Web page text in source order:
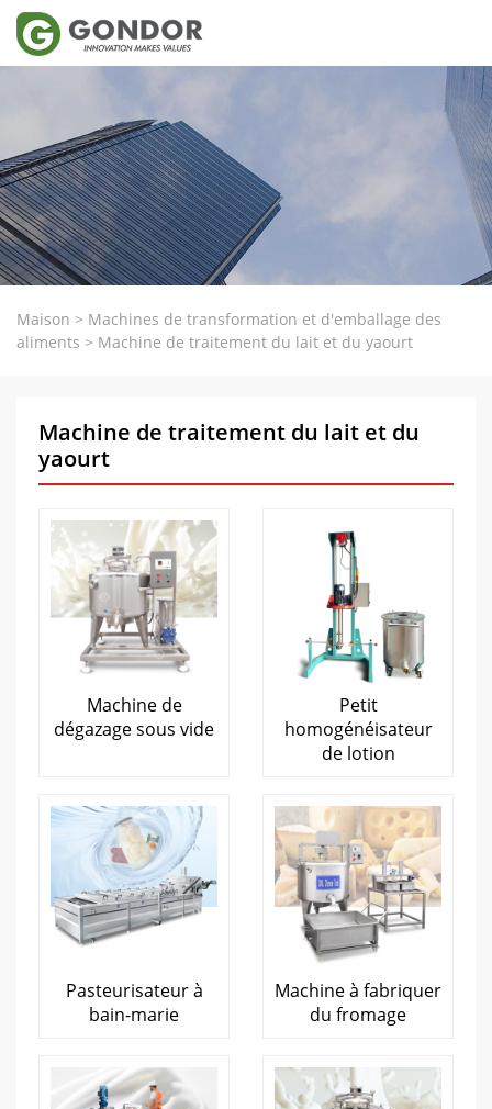
Maison > Machines de transformation et d'emballage des
aliments > Machine de traitement du lait et du yaourt
Machine de traitement du lait et du
yaourt
Machine de
dégazage sous vide
Petit
homogénéisateur
de lotion
Pasteurisateur à
bain-marie
Machine à fabriquer
du fromage